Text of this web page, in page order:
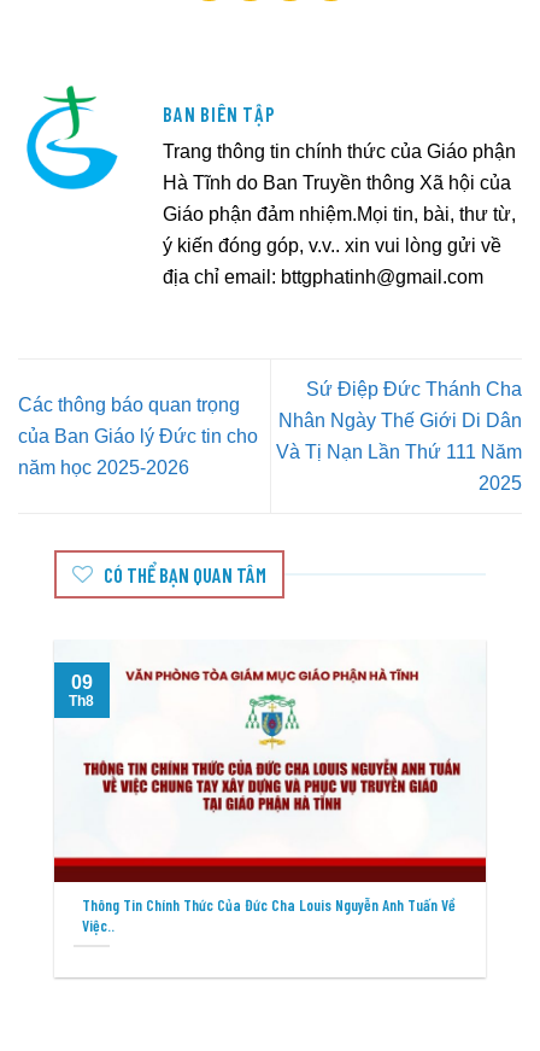
BAN BIÊN TẬP
Trang thông tin chính thức của Giáo phận
Hà Tĩnh do Ban Truyền thông Xã hội của
Giáo phận đảm nhiệm.Mọi tin, bài, thư từ,
ý kiến đóng góp, v.v.. xin vui lòng gửi về
địa chỉ email: bttgphatinh@gmail.com
Các thông báo quan trọng
của Ban Giáo lý Đức tin cho
năm học 2025-2026
Sứ Điệp Đức Thánh Cha
Nhân Ngày Thế Giới Di Dân
Và Tị Nạn Lần Thứ 111 Năm
2025
CÓ THỂ BẠN QUAN TÂM
Thông Tin Chính Thức Của Đức Cha Louis Nguyễn Anh Tuấn Về
Việc..
09
Th8